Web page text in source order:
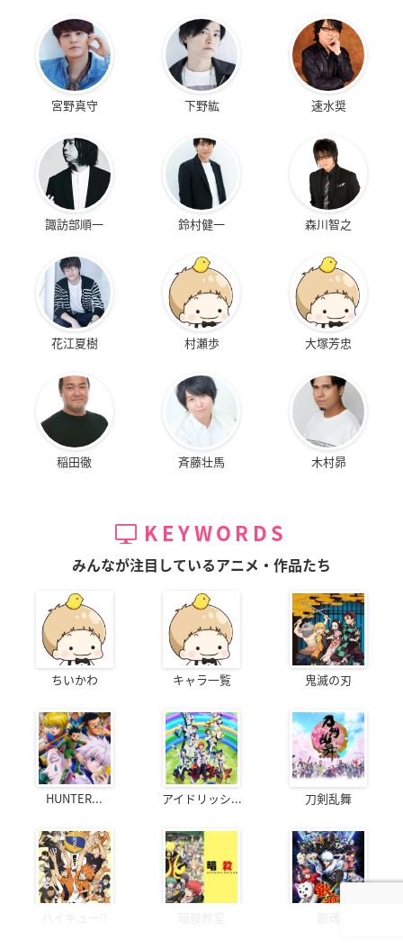
宮野真守 下野紘 速水奨
諏訪部順一 鈴村健一 森川智之
花江夏樹 村瀬歩 大塚芳忠
稲田徹 斉藤壮馬 木村昴
KEYWORDS
みんなが注目しているアニメ・作品たち
ちいかわ キャラ一覧 鬼滅の刃
HUNTER... アイドリッシ... 刀剣乱舞